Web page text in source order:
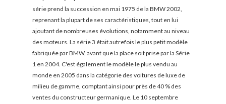
série prend la succession en mai 1975 de la BMW 2002,
reprenant la plupart de ses caractéristiques, tout en lui
ajoutant de nombreuses évolutions, notamment au niveau
des moteurs. La série 3 était autrefois le plus petit modèle
fabriquée par BMW, avant que la place soit prise par la Série
1 en 2004. C'est également le modèle le plus vendu au
monde en 2005 dans la catégorie des voitures de luxe de
milieu de gamme, comptant ainsi pour près de 40 % des
ventes du constructeur germanique. Le 10 septembre